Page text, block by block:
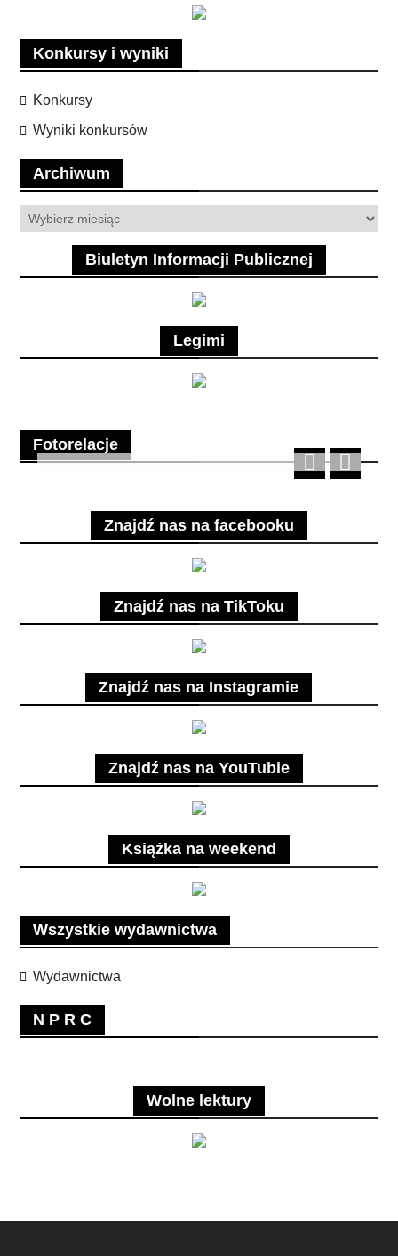
Konkursy i wyniki
Konkursy
Wyniki konkursów
Archiwum
Archiwum
Biuletyn Informacji Publicznej
Legimi
Fotorelacje
Znajdź nas na facebooku
Znajdź nas na TikToku
Znajdź nas na Instagramie
Znajdź nas na YouTubie
Książka na weekend
Wszystkie wydawnictwa
Wydawnictwa
N P R C
Wolne lektury